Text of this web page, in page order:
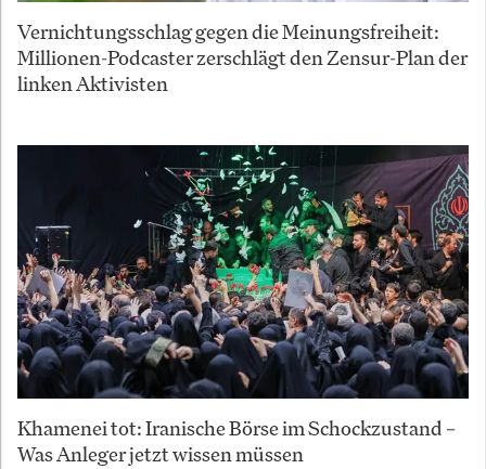
Vernichtungsschlag gegen die Meinungsfreiheit:
Millionen-Podcaster zerschlägt den Zensur-Plan der
linken Aktivisten
Khamenei tot: Iranische Börse im Schockzustand –
Was Anleger jetzt wissen müssen